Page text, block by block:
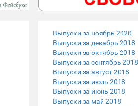
Выпуски за ноябрь 2020
Выпуски за декабрь 2018
Выпуски за октябрь 2018
Выпуски за сентябрь 2018
Выпуски за август 2018
Выпуски за июль 2018
Выпуски за июнь 2018
Выпуски за май 2018